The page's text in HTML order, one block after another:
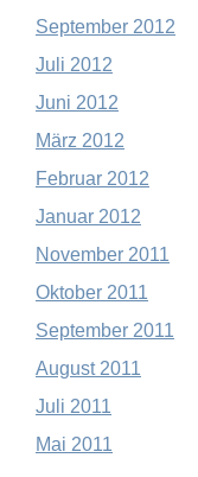
September 2012
Juli 2012
Juni 2012
März 2012
Februar 2012
Januar 2012
November 2011
Oktober 2011
September 2011
August 2011
Juli 2011
Mai 2011